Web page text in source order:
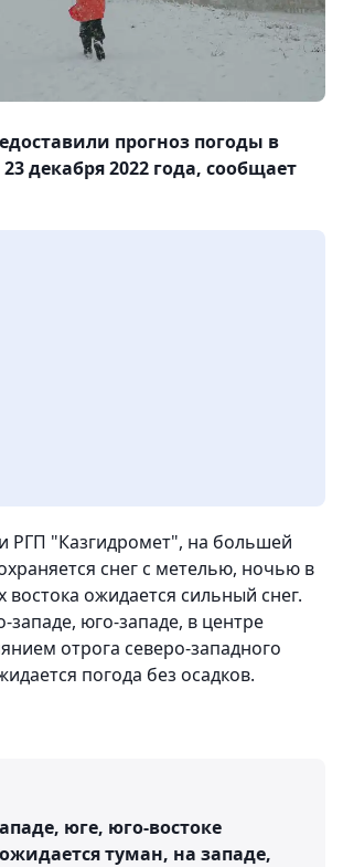
прогноз погоды в
декабря 2022 года, сообщает
РГП "Казгидромет", на большей
снег с метелью, ночью в
востока ожидается сильный снег.
юго-западе, в центре
отрога северо-западного
погода без осадков.
юге, юго-востоке
туман, на западе,